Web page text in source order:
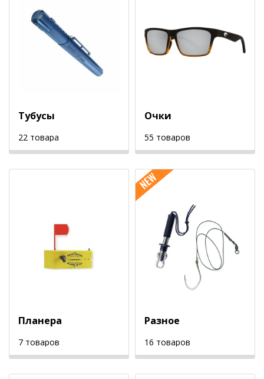
Тубусы
22 товара
Очки
55 товаров
Планера
7 товаров
Разное
16 товаров